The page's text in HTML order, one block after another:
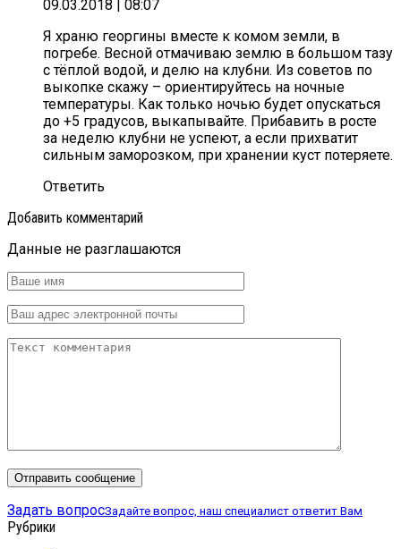
09.03.2018
| 08:07
Я храню георгины вместе к комом земли, в
погребе. Весной отмачиваю землю в большом тазу
с тёплой водой, и делю на клубни. Из советов по
выкопке скажу – ориентируйтесь на ночные
температуры. Как только ночью будет опускаться
до +5 градусов, выкапывайте. Прибавить в росте
за неделю клубни не успеют, а если прихватит
сильным заморозком, при хранении куст потеряете.
Ответить
Добавить комментарий
Данные не разглашаются
Задать вопросЗадайте вопрос, наш специалист ответит Вам
Рубрики